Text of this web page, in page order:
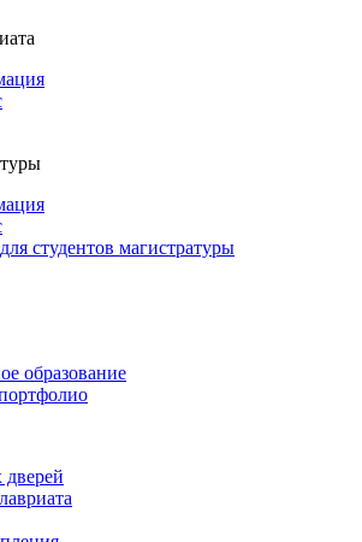
студентов магистратуры
образование